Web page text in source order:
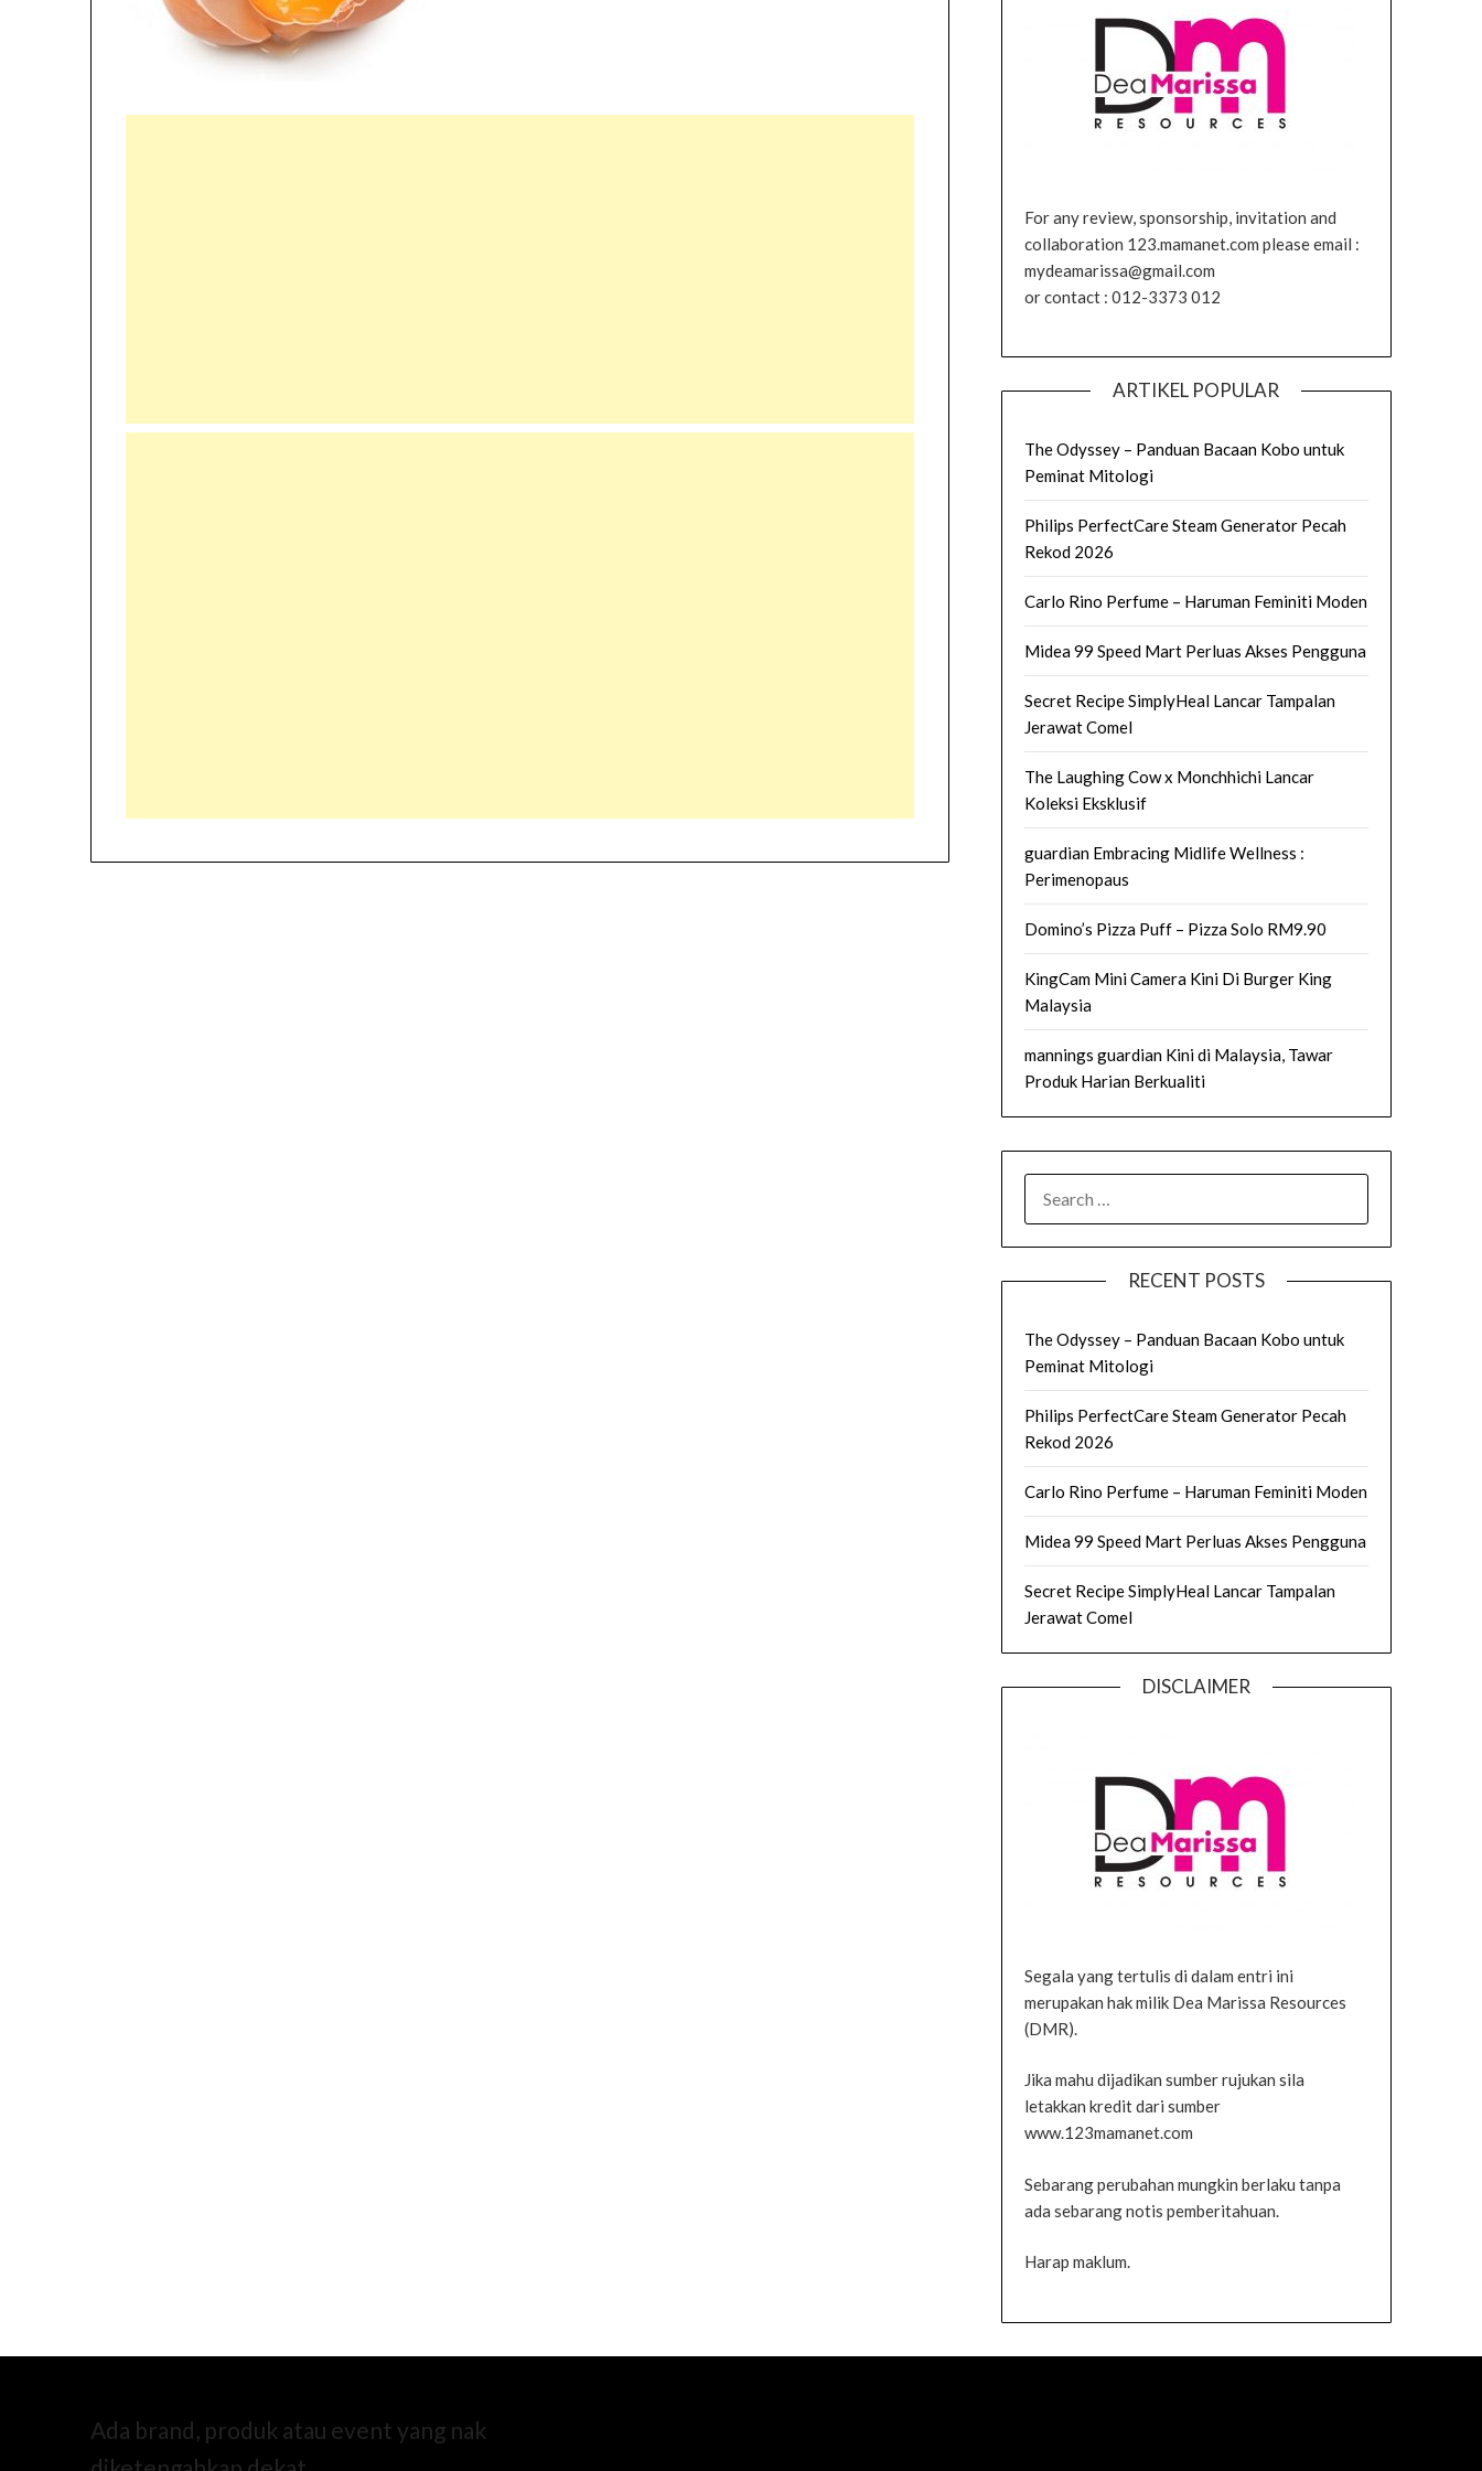
For any review, sponsorship, invitation and
collaboration 123.mamanet.com please email :
mydeamarissa@gmail.com
or contact : 012-3373 012
ARTIKEL POPULAR
The Odyssey – Panduan Bacaan Kobo untuk
Peminat Mitologi
Philips PerfectCare Steam Generator Pecah
Rekod 2026
Carlo Rino Perfume – Haruman Feminiti Moden
Midea 99 Speed Mart Perluas Akses Pengguna
Secret Recipe SimplyHeal Lancar Tampalan
Jerawat Comel
The Laughing Cow x Monchhichi Lancar
Koleksi Eksklusif
guardian Embracing Midlife Wellness :
Perimenopaus
Domino’s Pizza Puff – Pizza Solo RM9.90
KingCam Mini Camera Kini Di Burger King
Malaysia
mannings guardian Kini di Malaysia, Tawar
Produk Harian Berkualiti
FOR:
RECENT POSTS
The Odyssey – Panduan Bacaan Kobo untuk
Peminat Mitologi
Philips PerfectCare Steam Generator Pecah
Rekod 2026
Carlo Rino Perfume – Haruman Feminiti Moden
Midea 99 Speed Mart Perluas Akses Pengguna
Secret Recipe SimplyHeal Lancar Tampalan
Jerawat Comel
DISCLAIMER
Segala yang tertulis di dalam entri ini
merupakan hak milik Dea Marissa Resources
(DMR).
Jika mahu dijadikan sumber rujukan sila
letakkan kredit dari sumber
www.123mamanet.com
Sebarang perubahan mungkin berlaku tanpa
ada sebarang notis pemberitahuan.
Harap maklum.
Ada brand, produk atau event yang nak